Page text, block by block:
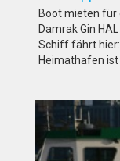
Boot mieten für
Damrak Gin
Schiff fährt hier:
Heimathafen ist